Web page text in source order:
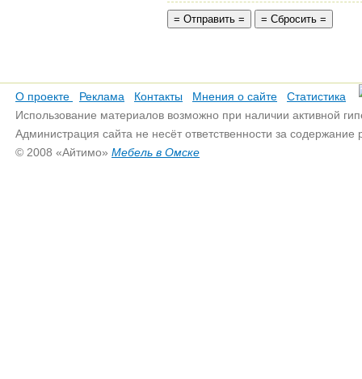
О проекте Реклама Контакты Мнения о сайте
Статистика
Использование материалов возможно при наличии активной
Администрация сайта не несёт ответственности за
© 2008 «Айтимо» Мебель в Омске